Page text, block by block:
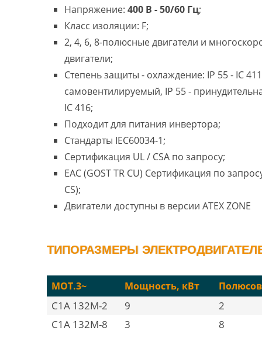
Напряжение: 400 В - 50/60 Гц;
Класс изоляции: F;
2, 4, 6, 8-полюсные двигатели и
двигатели;
Степень защиты - охлаждение: IP 55 - IC 411
самовентилируемый, IP 55 -
IC 416;
Подходит для питания инвертора;
Стандарты IEC60034-1;
Сертификация UL / CSA по запросу;
EAC (GOST TR CU) Сертификация по
CS);
Двигатели доступны в версии ATEX ZONE
ТИПОРАЗМЕРЫ
MOT.3~ Мощность, кВт Полюсов
C1A 132M-2 9
2
C1A 132M-8
3 8